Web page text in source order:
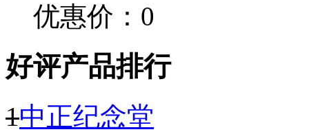
优惠价：0
好评产品排行
1中正纪念堂